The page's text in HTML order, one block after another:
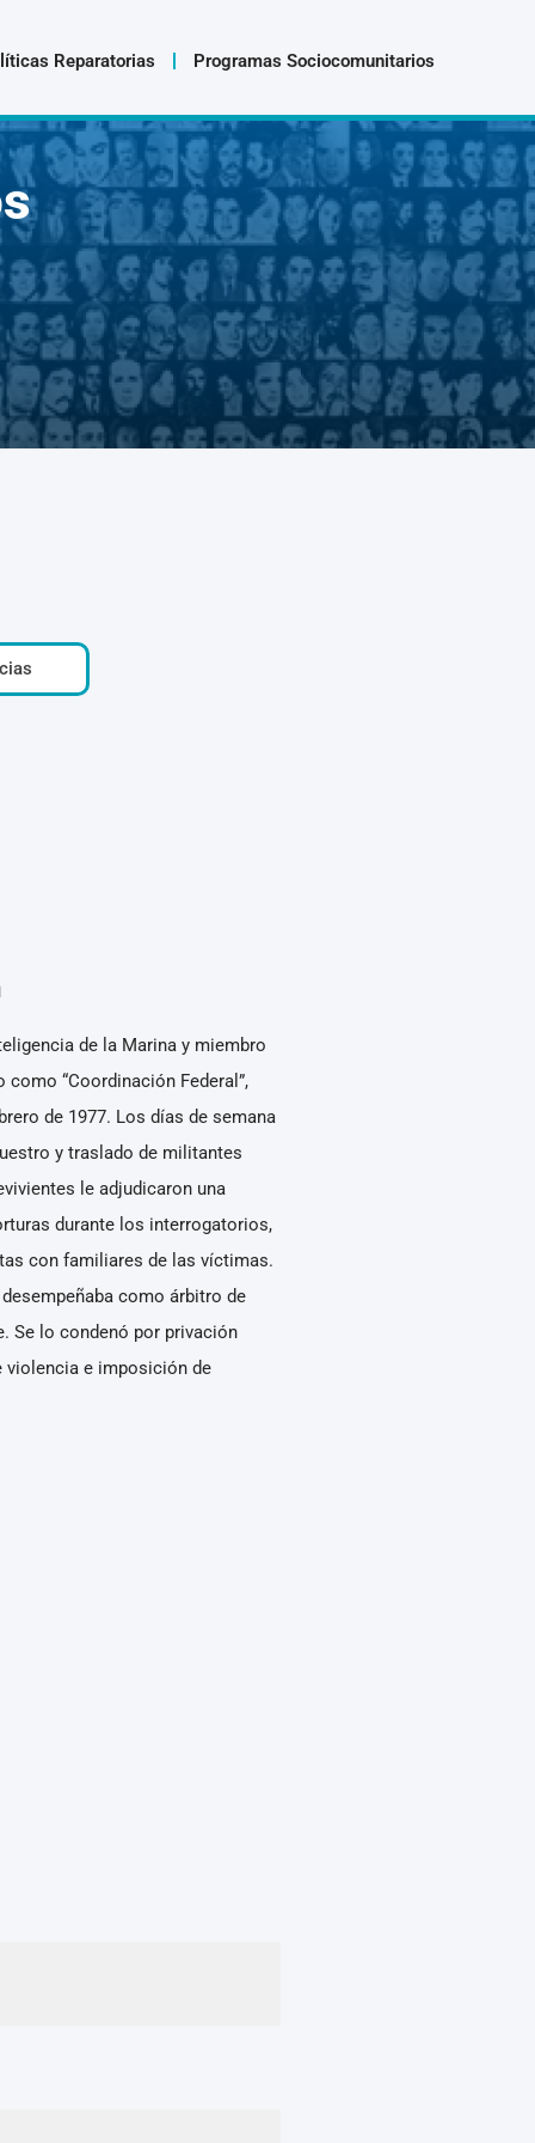
Reparatorias Programas Sociocomunitarios
de la Marina y miembro
“Coordinación Federal”,
de 1977. Los días de semana
y traslado de militantes
le adjudicaron una
durante los interrogatorios,
con familiares de las víctimas.
como árbitro de
Se lo condenó por privación
violencia e imposición de